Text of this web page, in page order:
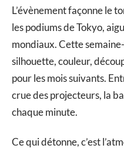
L’évènement façonne le
les podiums de Tokyo,
mondiaux. Cette
silhouette, couleur,
pour les mois suivants.
crue des projecteurs, la
chaque minute.
Ce qui détonne, c’est